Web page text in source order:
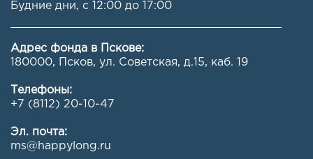
Будние дни, с 12:00 до 17:00
Адрес фонда в Пскове:
180000, Псков, ул. Советская, д.15, каб. 19
Телефоны:
+7 (8112) 20-10-47
Эл. почта:
ms@happylong.ru